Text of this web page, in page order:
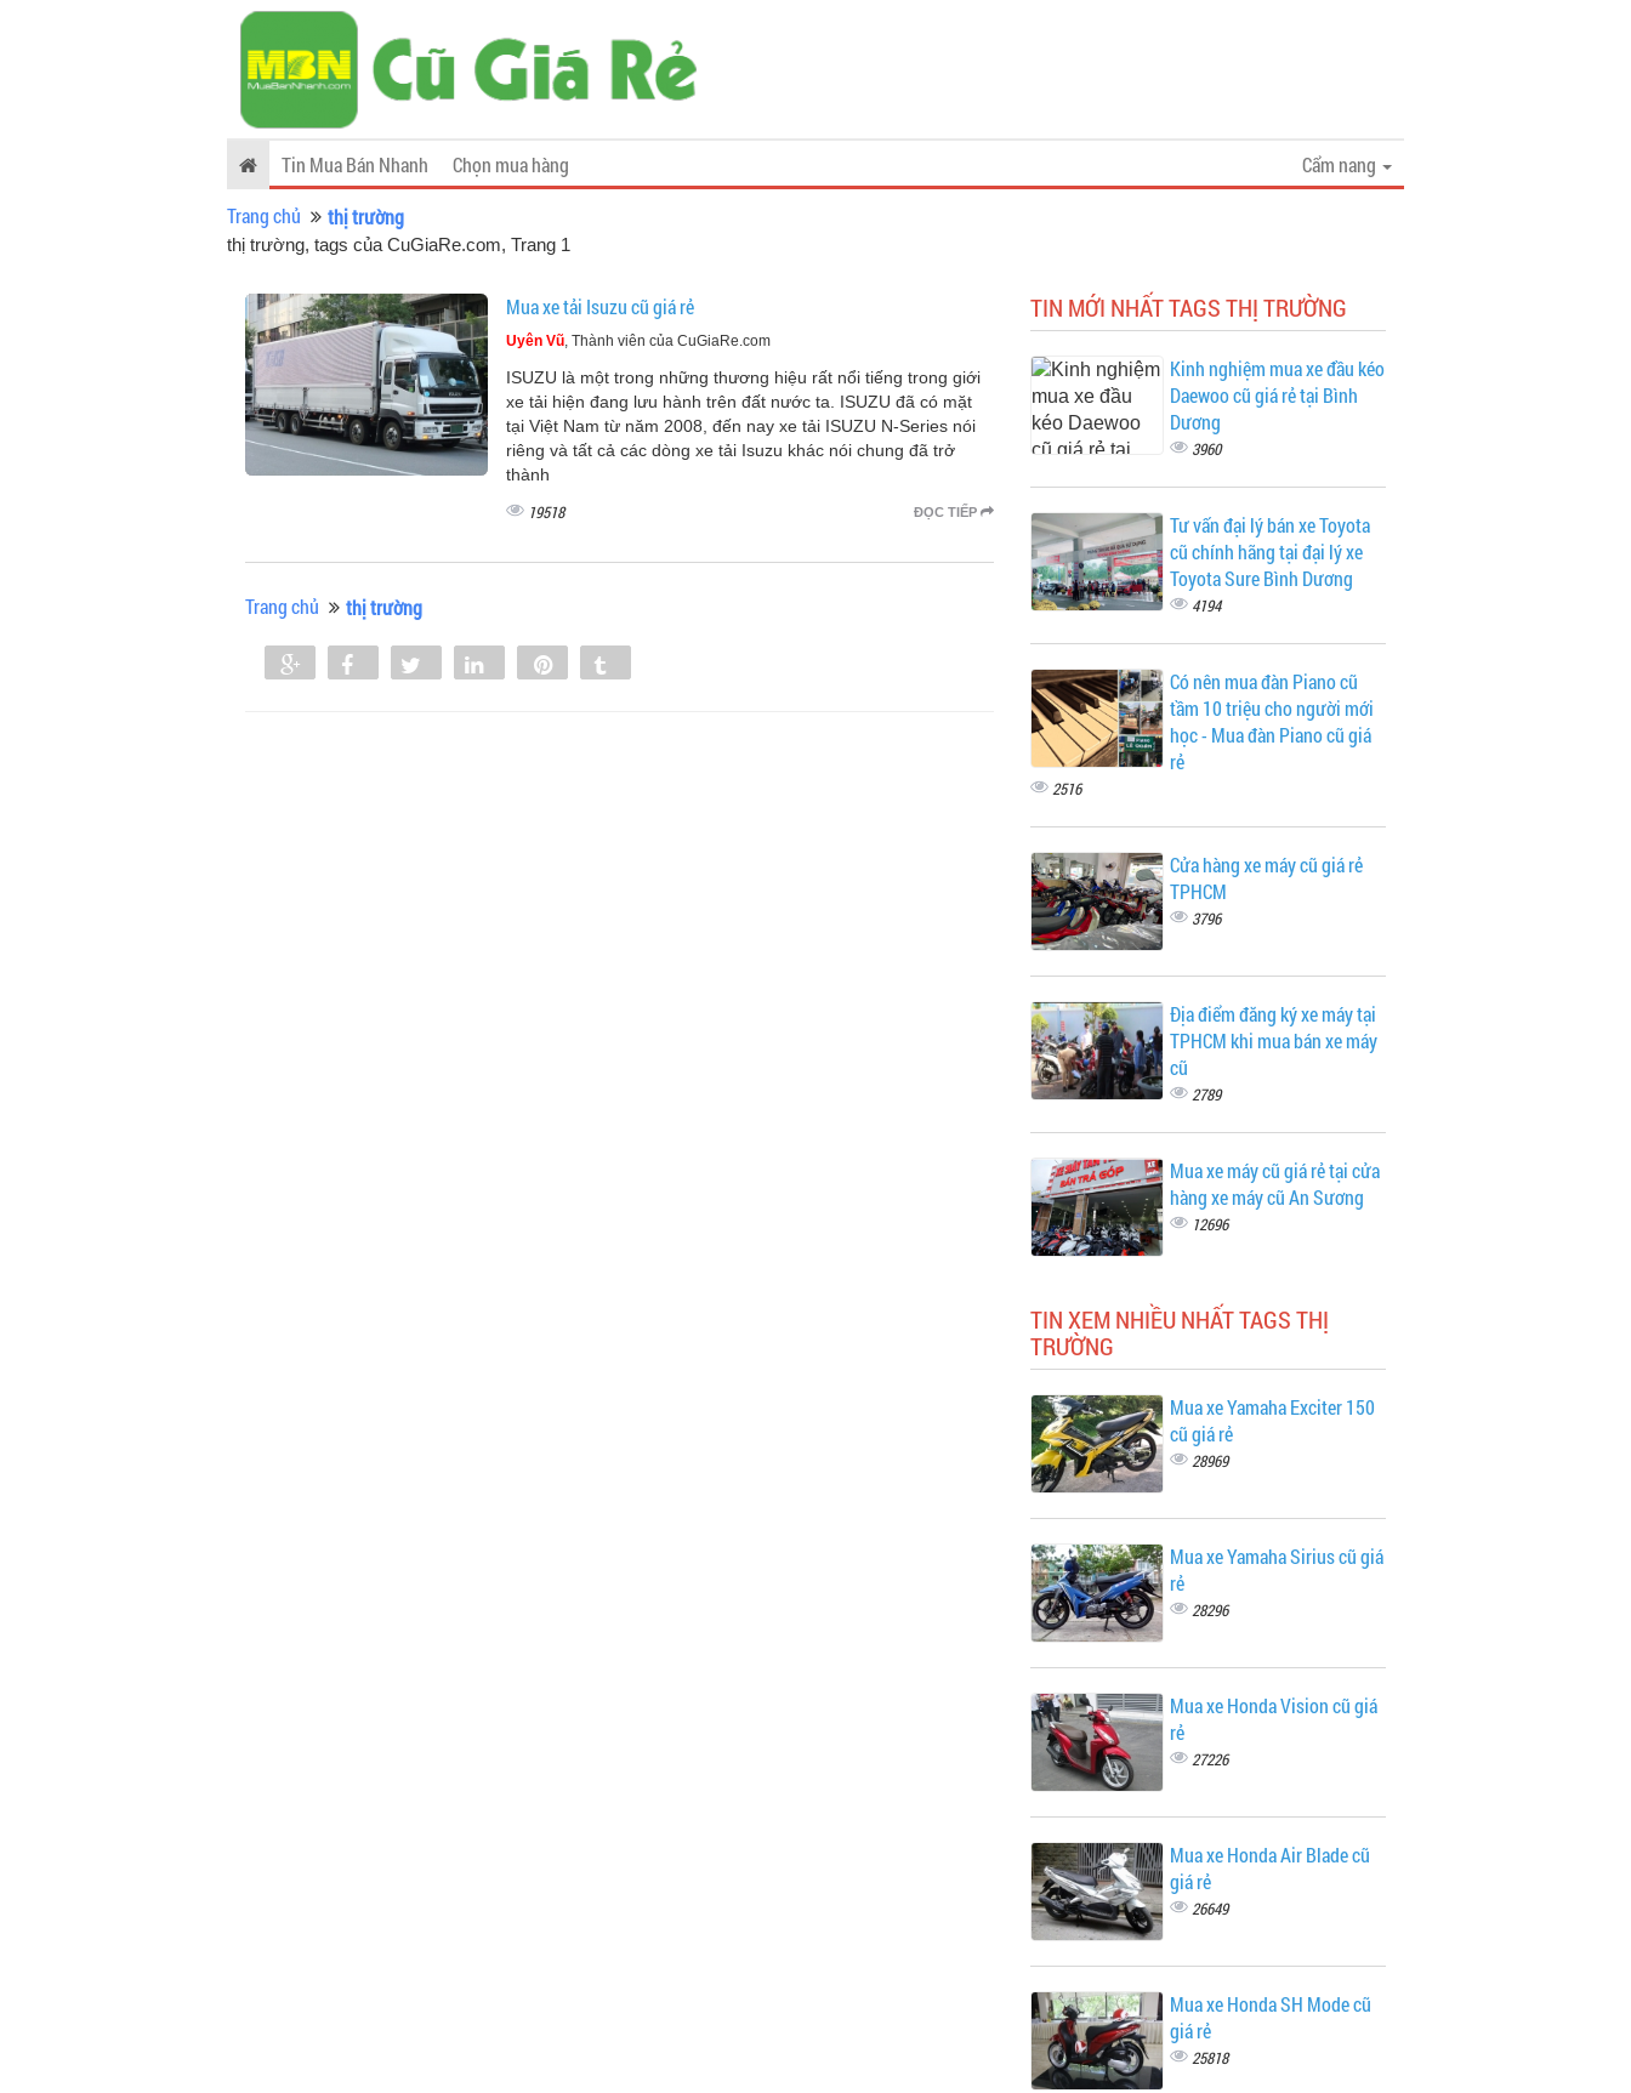
Cẩm nang
Tin Mua Bán Nhanh
Chọn mua hàng
Trang chủ
thị trường
thị trường, tags của CuGiaRe.com, Trang 1
Mua xe tải Isuzu cũ giá rẻ
Uyên Vũ, Thành viên của CuGiaRe.com
ISUZU là một trong những thương hiệu rất nổi tiếng trong giới
xe tải hiện đang lưu hành trên đất nước ta. ISUZU đã có mặt
tại Việt Nam từ năm 2008, đến nay xe tải ISUZU N-Series nói
riêng và tất cả các dòng xe tải Isuzu khác nói chung đã trở
thành
ĐỌC TIẾP
19518
Trang chủ thị trường
Share Share Tweet Share
TIN MỚI NHẤT TAGS THỊ TRƯỜNG
Kinh nghiệm mua xe đầu kéo
Daewoo cũ giá rẻ tại Bình
Dương
3960
Tư vấn đại lý bán xe Toyota
cũ chính hãng tại đại lý xe
Toyota Sure Bình Dương
4194
Có nên mua đàn Piano cũ
tầm 10 triệu cho người mới
học - Mua đàn Piano cũ giá
rẻ
2516
Cửa hàng xe máy cũ giá rẻ
TPHCM
3796
Địa điểm đăng ký xe máy tại
TPHCM khi mua bán xe máy
cũ
2789
Mua xe máy cũ giá rẻ tại cửa
hàng xe máy cũ An Sương
12696
TIN XEM NHIỀU NHẤT TAGS THỊ
TRƯỜNG
Mua xe Yamaha Exciter 150
cũ giá rẻ
28969
Mua xe Yamaha Sirius cũ giá
rẻ
28296
Mua xe Honda Vision cũ giá
rẻ
27226
Mua xe Honda Air Blade cũ
giá rẻ
26649
Mua xe Honda SH Mode cũ
giá rẻ
25818